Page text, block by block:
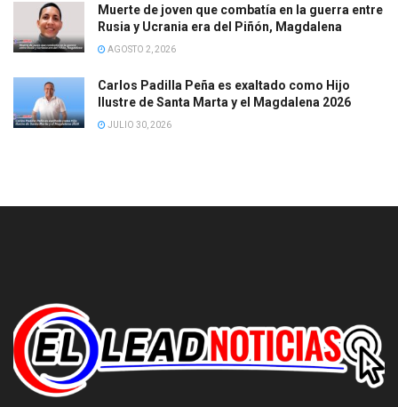
Muerte de joven que combatía en la guerra entre
Rusia y Ucrania era del Piñón, Magdalena
AGOSTO 2, 2026
Carlos Padilla Peña es exaltado como Hijo
Ilustre de Santa Marta y el Magdalena 2026
JULIO 30, 2026